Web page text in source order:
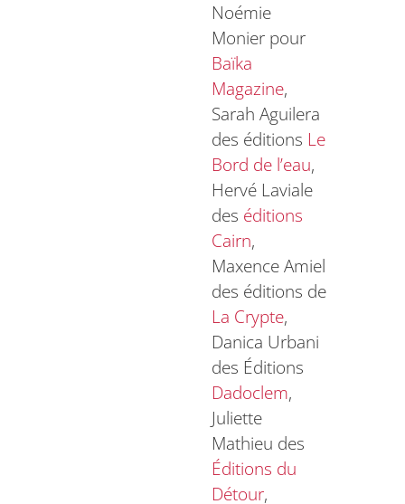
Noémie
Monier pour
Baïka
Magazine,
Sarah Aguilera
des éditions Le
Bord de l’eau,
Hervé Laviale
des éditions
Cairn,
Maxence Amiel
des éditions de
La Crypte,
Danica Urbani
des Éditions
Dadoclem,
Juliette
Mathieu des
Éditions du
Détour,